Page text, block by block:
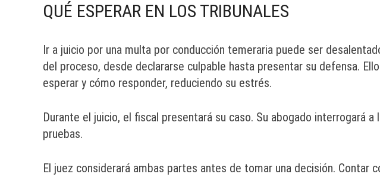
QUÉ ESPERAR EN LOS TRIBUNALES
Ir a juicio por una multa por conducción temeraria puede ser
del proceso, desde declararse culpable hasta presentar su defensa.
esperar y cómo responder, reduciendo su estrés.
Durante el juicio, el fiscal presentará su caso. Su abogado interrogará
pruebas.
El juez considerará ambas partes antes de tomar una decisión. Contar